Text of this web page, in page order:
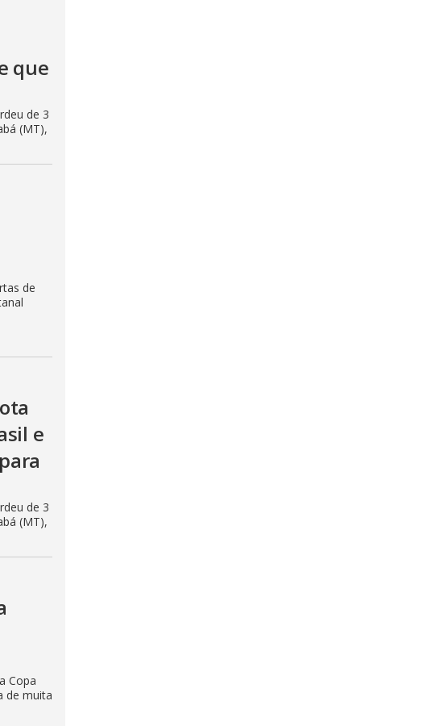
que
de 3
(MT),
de
e
de 3
(MT),
Copa
de muita